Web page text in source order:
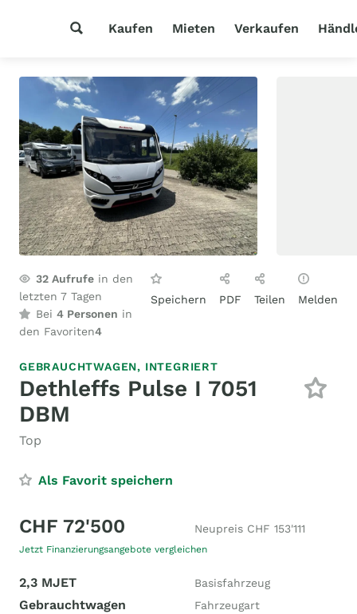
Kaufen Mieten Verkaufen
32 Aufrufe in den
letzten 7 Tagen
Bei 4 Personen in
den Favoriten4
Speichern PDF Teilen Melden
GEBRAUCHTWAGEN, INTEGRIERT
Dethleffs Pulse I 7051
DBM
Top
Als Favorit speichern
CHF 72'500 Neupreis CHF 153'111
Jetzt Finanzierungsangebote vergleichen
2,3 MJET Basisfahrzeug
Gebrauchtwagen Fahrzeugart